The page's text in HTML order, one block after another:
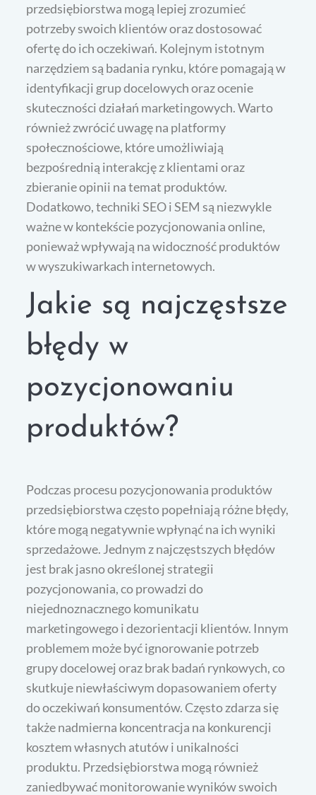
przedsiębiorstwa mogą lepiej zrozumieć
potrzeby swoich klientów oraz dostosować
ofertę do ich oczekiwań. Kolejnym istotnym
narzędziem są badania rynku, które pomagają w
identyfikacji grup docelowych oraz ocenie
skuteczności działań marketingowych. Warto
również zwrócić uwagę na platformy
społecznościowe, które umożliwiają
bezpośrednią interakcję z klientami oraz
zbieranie opinii na temat produktów.
Dodatkowo, techniki SEO i SEM są niezwykle
ważne w kontekście pozycjonowania online,
ponieważ wpływają na widoczność produktów
w wyszukiwarkach internetowych.
Jakie są najczęstsze
błędy w
pozycjonowaniu
produktów?
Podczas procesu pozycjonowania produktów
przedsiębiorstwa często popełniają różne błędy,
które mogą negatywnie wpłynąć na ich wyniki
sprzedażowe. Jednym z najczęstszych błędów
jest brak jasno określonej strategii
pozycjonowania, co prowadzi do
niejednoznacznego komunikatu
marketingowego i dezorientacji klientów. Innym
problemem może być ignorowanie potrzeb
grupy docelowej oraz brak badań rynkowych, co
skutkuje niewłaściwym dopasowaniem oferty
do oczekiwań konsumentów. Często zdarza się
także nadmierna koncentracja na konkurencji
kosztem własnych atutów i unikalności
produktu. Przedsiębiorstwa mogą również
zaniedbywać monitorowanie wyników swoich